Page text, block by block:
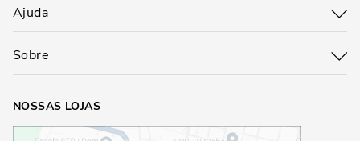
Ajuda
Sobre
NOSSAS LOJAS